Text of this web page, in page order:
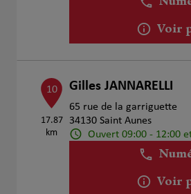
Voir
10
17.87
km
Gilles JANNARELLI
65 rue de la garriguette
34130 Saint Aunes
Ouvert 09:00 - 12:00
Voir